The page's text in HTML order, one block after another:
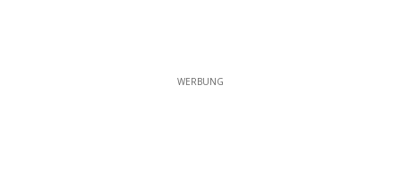
WERBUNG